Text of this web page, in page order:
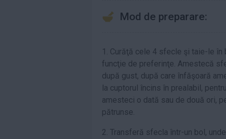
Mod de preparare:
1. Curăţă cele 4 sfecle şi taie-le
funcţie de preferinţe. Amestecă
după gust, după care înfăşoară
la cuptorul încins în prealabil,
amesteci o dată sau de două ori,
pătrunse.
2. Transferă sfecla într-un bol,